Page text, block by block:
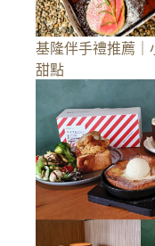
基隆伴手禮推薦｜
甜點